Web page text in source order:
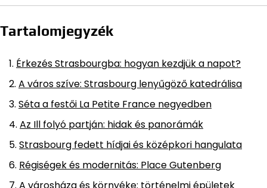
Tartalomjegyzék
Érkezés Strasbourgba: hogyan kezdjük a napot?
A város szíve: Strasbourg lenyűgöző katedrálisa
Séta a festői La Petite France negyedben
Az Ill folyó partján: hidak és panorámák
Strasbourg fedett hídjai és középkori hangulata
Régiségek és modernitás: Place Gutenberg